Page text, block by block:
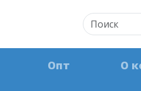
Опт О